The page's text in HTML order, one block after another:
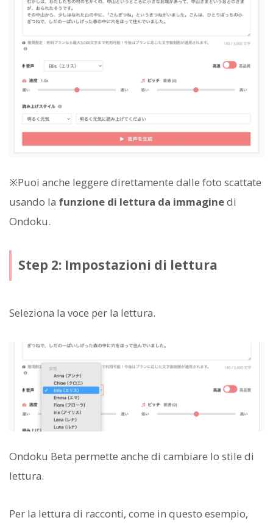
※Puoi anche leggere direttamente dalle foto scattate
usando la funzione di lettura da immaginedi
Ondoku.
Step 2: Impostazioni di lettura
Seleziona la voce per la lettura.
Ondoku Beta permette anche di cambiare lo stile di
lettura.
Per la lettura di racconti, come in questo esempio,